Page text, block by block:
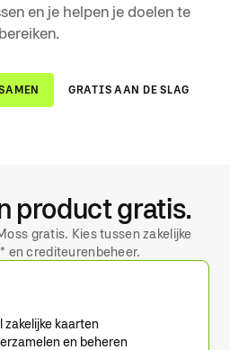
en je helpen je doelen te
bereiken.
GRATIS AAN DE SLAG
product gratis.
gratis. Kies tussen zakelijke
en crediteurenbeheer.
kaarten
en beheren